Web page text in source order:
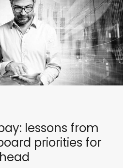
lessons from
priorities for